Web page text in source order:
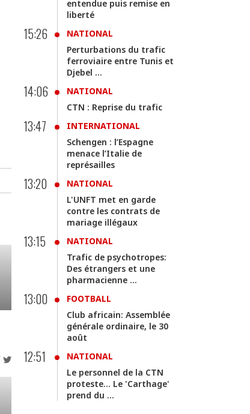
entendue puis remise en
liberté
15:26
NATIONAL
Perturbations du trafic
ferroviaire entre Tunis et
Djebel ...
14:06
NATIONAL
CTN : Reprise du trafic
13:47
INTERNATIONAL
Schengen : l’Espagne
menace l’Italie de
représailles
13:20
NATIONAL
L'UNFT met en garde
contre les contrats de
mariage illégaux
13:15
NATIONAL
Trafic de psychotropes:
Des étrangers et une
pharmacienne ...
13:00
FOOTBALL
Club africain: Assemblée
générale ordinaire, le 30
août
12:51
NATIONAL
Le personnel de la CTN
proteste... Le 'Carthage'
prend du ...